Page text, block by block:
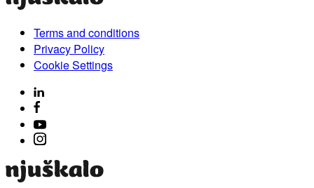
Terms and conditions
Privacy Policy
Cookie Settings